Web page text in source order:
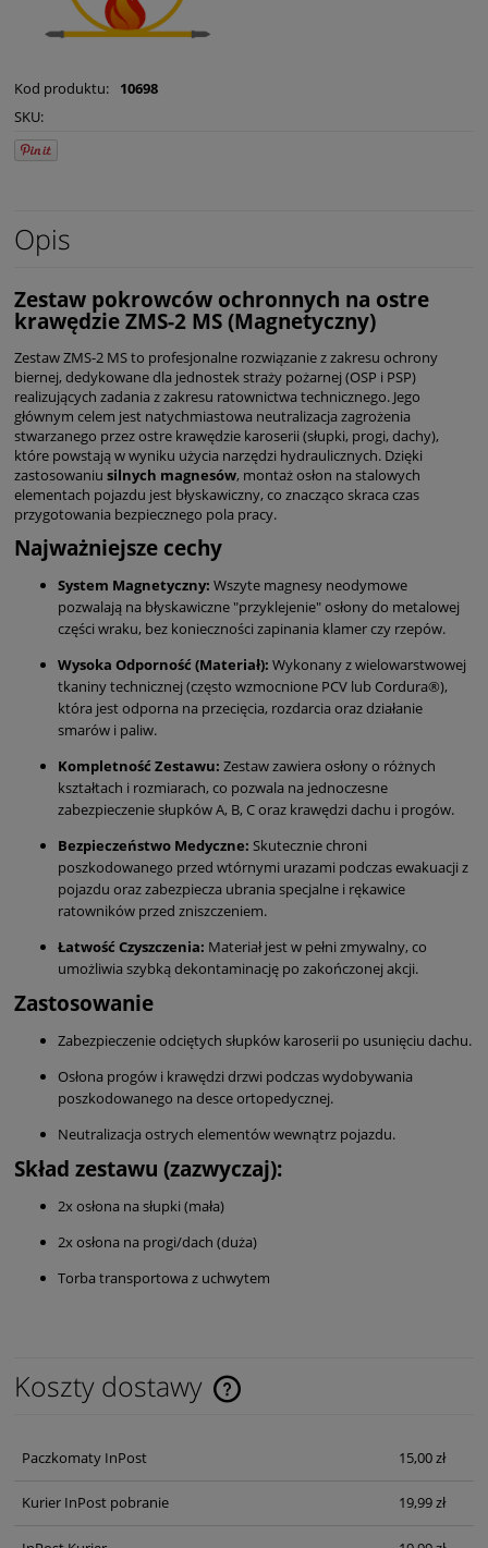
Kod produktu:
10698
SKU:
Opis
Zestaw pokrowców ochronnych na ostre
krawędzie ZMS-2 MS (Magnetyczny)
Zestaw ZMS-2 MS to profesjonalne rozwiązanie z zakresu ochrony
biernej, dedykowane dla jednostek straży pożarnej (OSP i PSP)
realizujących zadania z zakresu ratownictwa technicznego. Jego
głównym celem jest natychmiastowa neutralizacja zagrożenia
stwarzanego przez ostre krawędzie karoserii (słupki, progi, dachy),
które powstają w wyniku użycia narzędzi hydraulicznych. Dzięki
zastosowaniu silnych magnesów, montaż osłon na stalowych
elementach pojazdu jest błyskawiczny, co znacząco skraca czas
przygotowania bezpiecznego pola pracy.
Najważniejsze cechy
System Magnetyczny: Wszyte magnesy neodymowe
pozwalają na błyskawiczne "przyklejenie" osłony do metalowej
części wraku, bez konieczności zapinania klamer czy rzepów.
Wysoka Odporność (Materiał): Wykonany z wielowarstwowej
tkaniny technicznej (często wzmocnione PCV lub Cordura®),
która jest odporna na przecięcia, rozdarcia oraz działanie
smarów i paliw.
Kompletność Zestawu: Zestaw zawiera osłony o różnych
kształtach i rozmiarach, co pozwala na jednoczesne
zabezpieczenie słupków A, B, C oraz krawędzi dachu i progów.
Bezpieczeństwo Medyczne: Skutecznie chroni
poszkodowanego przed wtórnymi urazami podczas ewakuacji z
pojazdu oraz zabezpiecza ubrania specjalne i rękawice
ratowników przed zniszczeniem.
Łatwość Czyszczenia: Materiał jest w pełni zmywalny, co
umożliwia szybką dekontaminację po zakończonej akcji.
Zastosowanie
Zabezpieczenie odciętych słupków karoserii po usunięciu dachu.
Osłona progów i krawędzi drzwi podczas wydobywania
poszkodowanego na desce ortopedycznej.
Neutralizacja ostrych elementów wewnątrz pojazdu.
Skład zestawu (zazwyczaj):
2x osłona na słupki (mała)
2x osłona na progi/dach (duża)
Torba transportowa z uchwytem
Koszty dostawy
Cena nie zawiera ewentualnych kosztów płatności
Paczkomaty InPost 15,00 zł
Kurier InPost pobranie 19,99 zł